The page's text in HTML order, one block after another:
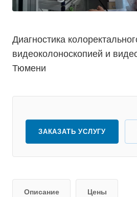
Диагностика
видеоколоноскопией и
Тюмени
ЗАКАЗАТЬ УСЛУГУ
Описание Цены